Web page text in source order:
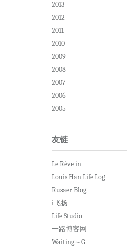
2013
2012
2011
2010
2009
2008
2007
2006
2005
友链
Le Rêve in
Louis Han Life Log
Rusaer Blog
i飞扬
Life Studio
一路博客网
Waiting～G